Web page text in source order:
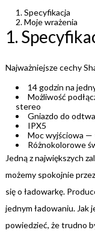
Specyfikacja
Moje wrażenia
1.
Najważniejsze cechy
14 godzin na
Możliwość
stereo
Gniazdo do
IPX5
Moc wyjściowa —
Różnokolorowe
Jedną z największych
możemy spokojnie
się o ładowarkę.
jednym ładowaniu. Jak
powiedzieć, że trudno